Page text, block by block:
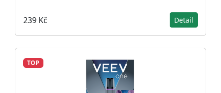
239 Kč Detail
TOP